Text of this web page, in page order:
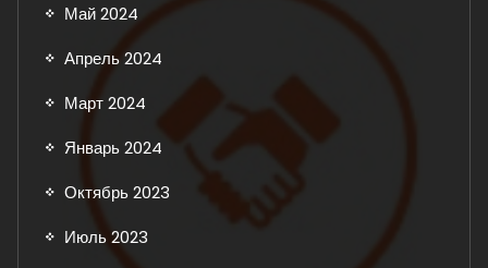
Май 2024
Апрель 2024
Март 2024
Январь 2024
Октябрь 2023
Июль 2023